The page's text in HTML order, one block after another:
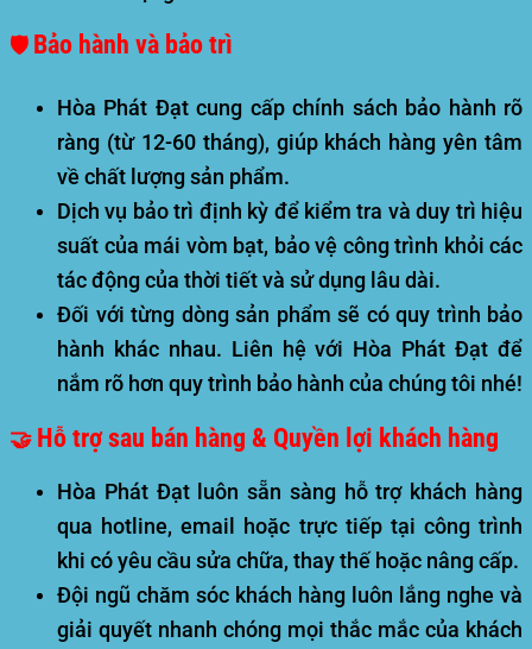
🛡️ Bảo hành và bảo trì
Hòa Phát Đạt cung cấp chính sách bảo hành rõ
ràng (từ 12-60 tháng), giúp khách hàng yên tâm
về chất lượng sản phẩm.
Dịch vụ bảo trì định kỳ để kiểm tra và duy trì hiệu
suất của mái vòm bạt, bảo vệ công trình khỏi các
tác động của thời tiết và sử dụng lâu dài.
Đối với từng dòng sản phẩm sẽ có quy trình bảo
hành khác nhau. Liên hệ với Hòa Phát Đạt để
nắm rõ hơn quy trình bảo hành của chúng tôi nhé!
🤝 Hỗ trợ sau bán hàng & Quyền lợi khách hàng
Hòa Phát Đạt luôn sẵn sàng hỗ trợ khách hàng
qua hotline, email hoặc trực tiếp tại công trình
khi có yêu cầu sửa chữa, thay thế hoặc nâng cấp.
Đội ngũ chăm sóc khách hàng luôn lắng nghe và
giải quyết nhanh chóng mọi thắc mắc của khách